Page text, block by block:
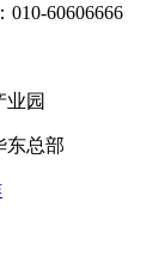
60606666
业园
东总部